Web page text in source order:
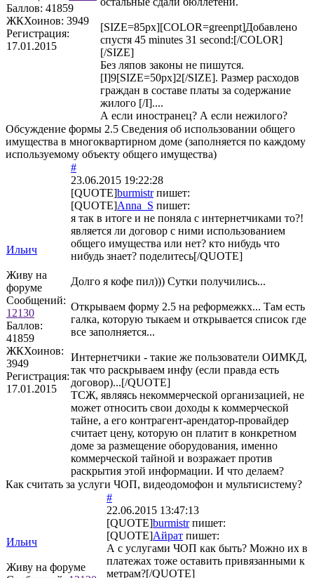
Баллов: 41859
ЖКХоинов: 3949
Регистрация:
17.01.2015
[SIZE=85px][COLOR=greenpt]Добавлено
спустя 45 minutes 31 second:[/COLOR]
[/SIZE]
Без ляпов законы не пишутся.
[I]9[SIZE=50px]2[/SIZE]. Размер расходов
граждан в составе платы за содержание
жилого [/I]....
А если иностранец? А если нежилого?
Обсуждение формы 2.5 Сведения об использовании общего
имущества в многоквартирном доме (заполняется по каждому
используемому объекту общего имущества)
Ильич
Живу на
форуме
Сообщений:
12130
Баллов:
41859
ЖКХоинов:
3949
Регистрация:
17.01.2015
#
23.06.2015 19:22:28
[QUOTE]burmistrпишет:
[QUOTE]Anna_S пишет:
я так в итоге и не поняла с интернетчиками то?!
является ли договор с ними использованием
общего имущества или нет? кто нибудь что
нибудь знает? поделитесь[/QUOTE]
Долго я кофе пил))) Сутки получились...
Открываем форму 2.5 на реформежкх... Там есть
галка, которую тыкаем и открывается список где
все заполняется...
Интернетчики - такие же пользователи ОИМКД,
так что раскрываем инфу (если правда есть
договор)...[/QUOTE]
ТСЖ, являясь некоммерческой организацией, не
может относить свои доходы к коммерческой
тайне, а его контрагент-арендатор-провайдер
считает цену, которую он платит в конкретном
доме за размещение оборудования, именно
коммерческой тайной и возражает против
раскрытия этой информации. И что делаем?
Как считать за услуги ЧОП, видеодомофон и мультисистему?
Ильич
Живу на форуме
#
22.06.2015 13:47:13
[QUOTE]burmistrпишет:
[QUOTE]Айрат пишет:
А с услугами ЧОП как быть? Можно их в
платежах тоже оставить привязанными к
метрам?[/QUOTE]